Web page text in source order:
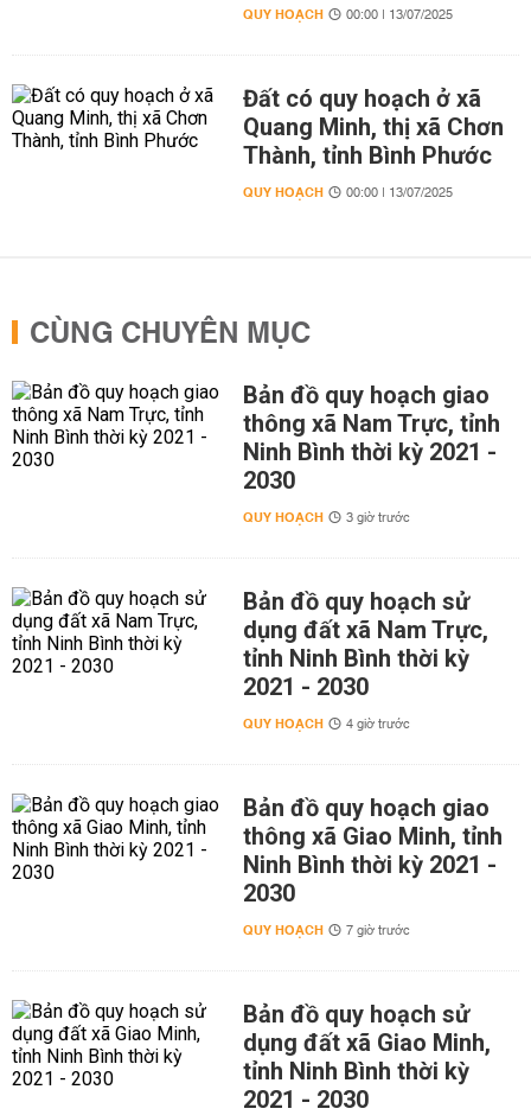
QUY HOẠCH 00:00 | 13/07/2025
Đất có quy hoạch ở xã
Quang Minh, thị xã Chơn
Thành, tỉnh Bình Phước
QUY HOẠCH 00:00 | 13/07/2025
CÙNG CHUYÊN MỤC
Bản đồ quy hoạch giao
thông xã Nam Trực, tỉnh
Ninh Bình thời kỳ 2021 -
2030
QUY HOẠCH 3 giờ trước
Bản đồ quy hoạch sử
dụng đất xã Nam Trực,
tỉnh Ninh Bình thời kỳ
2021 - 2030
QUY HOẠCH 4 giờ trước
Bản đồ quy hoạch giao
thông xã Giao Minh, tỉnh
Ninh Bình thời kỳ 2021 -
2030
QUY HOẠCH 7 giờ trước
Bản đồ quy hoạch sử
dụng đất xã Giao Minh,
tỉnh Ninh Bình thời kỳ
2021 - 2030